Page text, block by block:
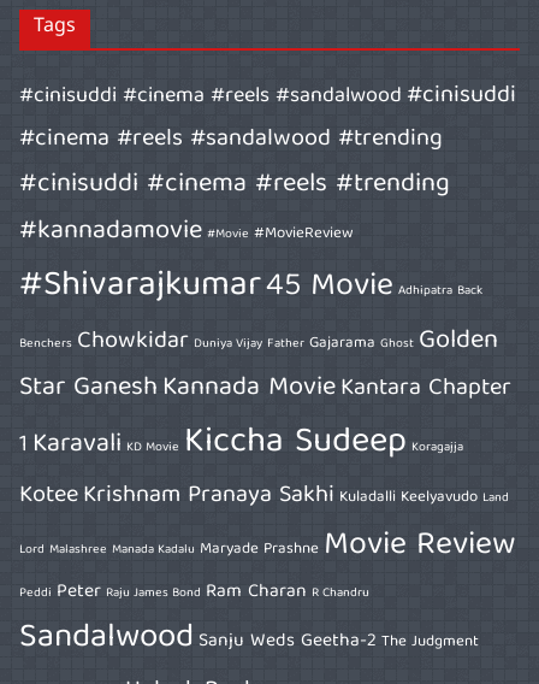
Tags
#cinisuddi #cinema #reels #sandalwood#cinisuddi
#cinema #reels #sandalwood #trending
#cinisuddi #cinema #reels #trending
#kannadamovie #Movie #MovieReview
#Shivarajkumar45 Movie Adhipatra Back
Benchers Chowkidar Duniya Vijay Father Gajarama Ghost Golden
Star GaneshKannada MovieKantara Chapter
1 Karavali KD Movie Kiccha Sudeep Koragajja
KoteeKrishnam Pranaya Sakhi Kuladalli Keelyavudo Land
Lord Malashree Manada Kadalu Maryade Prashne Movie Review
Peddi Peter Raju James Bond Ram Charan R Chandru
Sandalwood Sanju Weds Geetha-2 The Judgment